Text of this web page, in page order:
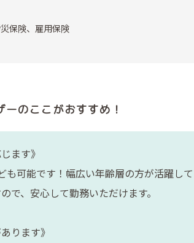
保険、雇用保険
ーのここがおすすめ！
ます》
も可能です！幅広い年齢層の方が活躍し
で、安心して勤務いただけます。
ります》